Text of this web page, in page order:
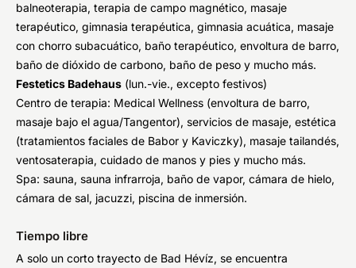
balneoterapia, terapia de campo magnético, masaje
terapéutico, gimnasia terapéutica, gimnasia acuática, masaje
con chorro subacuático, baño terapéutico, envoltura de barro,
baño de dióxido de carbono, baño de peso y mucho más.
Festetics Badehaus (lun.-vie., excepto festivos)
Centro de terapia: Medical Wellness (envoltura de barro,
masaje bajo el agua/Tangentor), servicios de masaje, estética
(tratamientos faciales de Babor y Kaviczky), masaje tailandés,
ventosaterapia, cuidado de manos y pies y mucho más.
Spa: sauna, sauna infrarroja, baño de vapor, cámara de hielo,
cámara de sal, jacuzzi, piscina de inmersión.
Tiempo libre
A solo un corto trayecto de Bad Hévíz, se encuentra